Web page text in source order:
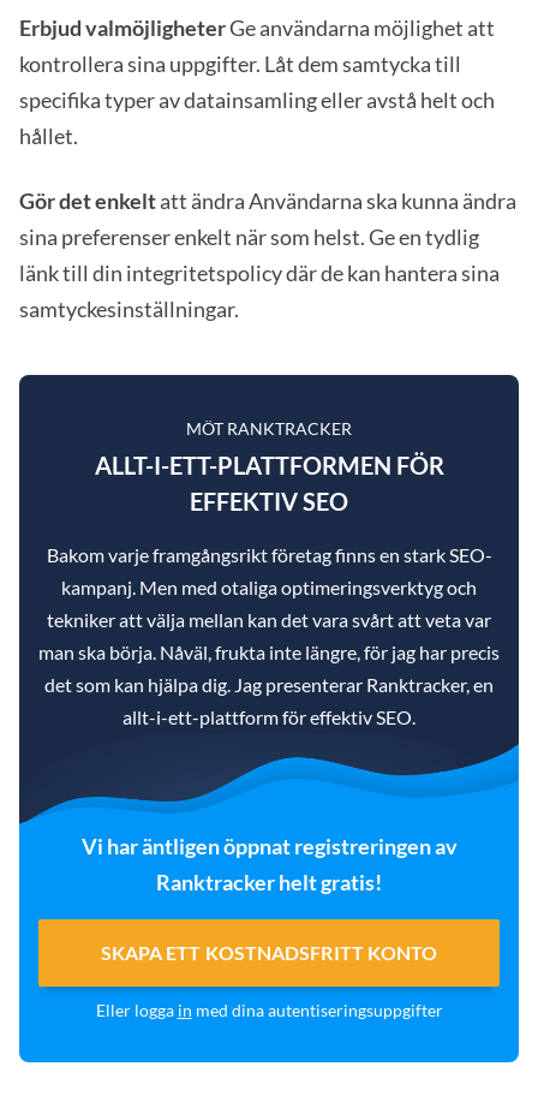
Erbjud valmöjligheterGe användarna möjlighet att
kontrollera sina uppgifter. Låt dem samtycka till
specifika typer av datainsamling eller avstå helt och
hållet.
Gör det enkeltatt ändra Användarna ska kunna ändra
sina preferenser enkelt när som helst. Ge en tydlig
länk till din integritetspolicy där de kan hantera sina
samtyckesinställningar.
MÖT RANKTRACKER
ALLT-I-ETT-PLATTFORMEN FÖR
EFFEKTIV SEO
Bakom varje framgångsrikt företag finns en stark SEO-
kampanj. Men med otaliga optimeringsverktyg och
tekniker att välja mellan kan det vara svårt att veta var
man ska börja. Nåväl, frukta inte längre, för jag har precis
det som kan hjälpa dig. Jag presenterar Ranktracker, en
allt-i-ett-plattform för effektiv SEO.
Vi har äntligen öppnat registreringen av
Ranktracker helt gratis!
SKAPA ETT KOSTNADSFRITT KONTO
Eller logga in med dina autentiseringsuppgifter